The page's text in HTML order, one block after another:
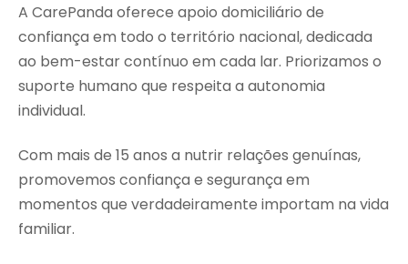
A CarePanda oferece apoio domiciliário de
confiança em todo o território nacional, dedicada
ao bem-estar contínuo em cada lar. Priorizamos o
suporte humano que respeita a autonomia
individual.
Com mais de 15 anos a nutrir relações genuínas,
promovemos confiança e segurança em
momentos que verdadeiramente importam na vida
familiar.